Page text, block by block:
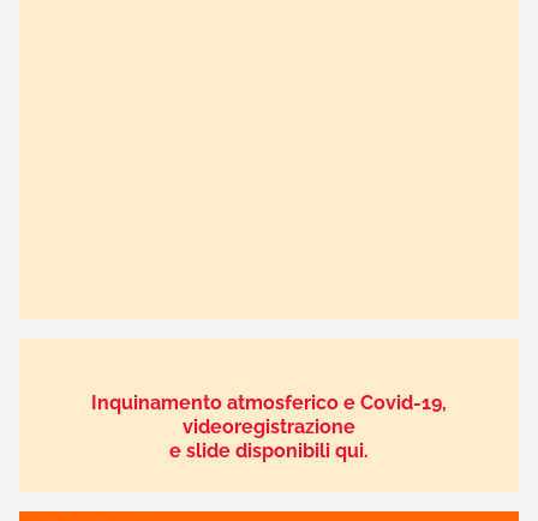
Inquinamento atmosferico e Covid-19,
videoregistrazione
e slide disponibili qui.